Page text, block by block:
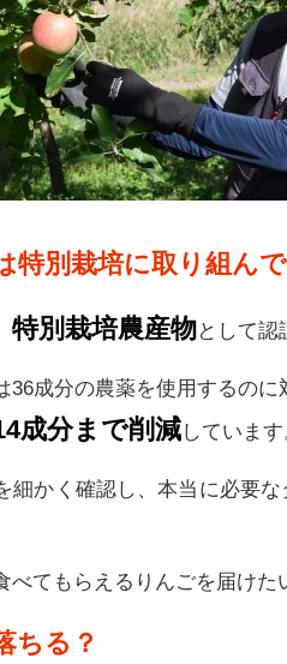
特別栽培に取り組ん
特別栽培農産物として認
成分の農薬を使用するのに
成分まで削減しています
細かく確認し、本当に必要
べてもらえるりんごを届け
ちる？